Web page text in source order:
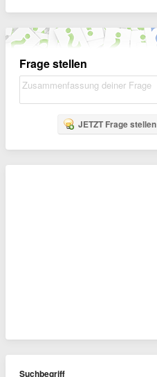
Frage stellen
JETZT Frage stellen
Suchbegriff